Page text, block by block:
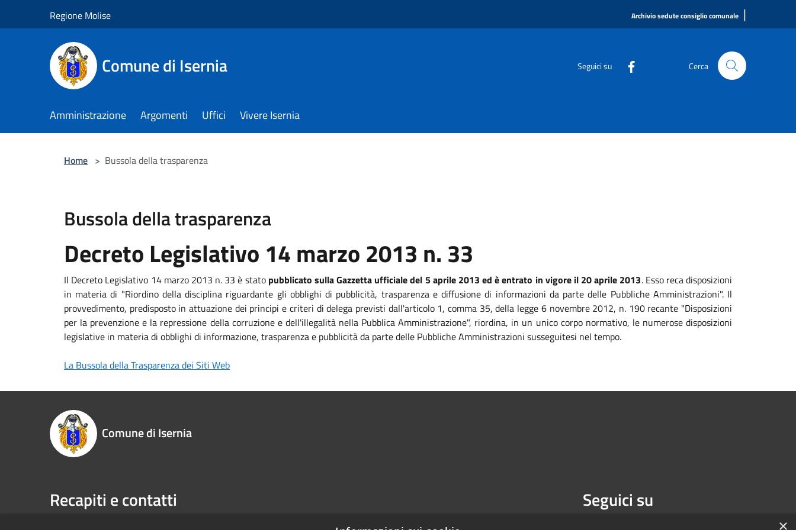
Regione Molise Archivio sedute consiglio comunale |
Comune di Isernia Seguici su Cerca
Amministrazione Argomenti Uffici Vivere Isernia
Home > Bussola della trasparenza
Bussola della trasparenza
Decreto Legislativo 14 marzo 2013 n. 33
Il Decreto Legislativo 14 marzo 2013 n. 33 è stato pubblicato sulla Gazzetta ufficiale del 5 aprile 2013 ed è entrato in vigore il 20 aprile 2013. Esso reca disposizioni
in materia di "Riordino della disciplina riguardante gli obblighi di pubblicità, trasparenza e diffusione di informazioni da parte delle Pubbliche Amministrazioni". Il
provvedimento, predisposto in attuazione dei principi e criteri di delega previsti dall'articolo 1, comma 35, della legge 6 novembre 2012, n. 190 recante "Disposizioni
per la prevenzione e la repressione della corruzione e dell'illegalità nella Pubblica Amministrazione", riordina, in un unico corpo normativo, le numerose disposizioni
legislative in materia di obblighi di informazione, trasparenza e pubblicità da parte delle Pubbliche Amministrazioni susseguitesi nel tempo.
La Bussola della Trasparenza dei Siti Web
Comune di Isernia
Recapiti e contatti Seguici su
×